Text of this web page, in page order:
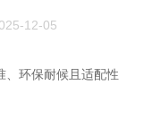
12-05
、环保耐候且适配性